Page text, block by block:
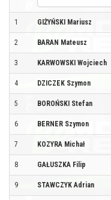
1 GIŻYŃSKI Mariusz
2 BARAN Mateusz
3 KARWOWSKI Wojciech
4 DZICZEK Szymon
5 BOROŃSKI Stefan
6 BERNER Szymon
7 KOZYRA Michał
8 GAŁUSZKA Filip
9 STAWCZYK Adrian